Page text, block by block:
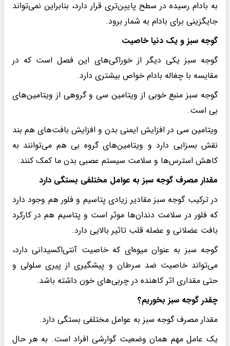
به بادام رسیده در سطح پایین‌تری قرار دارد، بنابراین نمی‌تواند
جایگزینی برای بادام به شمار برود.
گوجه سبز و یک دنیا خاصیت
گوجه سبز یکی دیگر از خوراکی‌های این فصل است که در
مقایسه با چغاله بادام خواص بیشتری دارد.
گوجه سبز منبع خوبی از ویتامین سی و گروهی از ویتامین‌های
بی است.
ویتامین سی در افزایش ایمنی بدن و افزایش بافت‌های هم بند
نقش بسزایی دارد و ویتامین‌های گروه بی هم می‌توانند به
کاهش استرس‌ها و سلامت سیستم عصبی بدن ما کمک کنند.
مقدار مصرف گوجه سبز به عوامل مختلفی بستگی دارد‎
در ترکیب گوجه سبز مقادیر زیادی پتاسیم و فلور هم وجود دارد
که فلور در سلامت دندان‌ها موثر است و پتاسیم هم در کارکرد
بافت عضلانی و عضله قلب تاثیر بالایی دارد.
گوجه سبز به عنوان میوه‌ای که خاصیت آنتی‌اکسیدانی دارد،
می‌تواند خاصیت ضد سرطان و پیشگیری از پیری سلولی و
حتی مقداری اثر کاهنده در چربی‌های خون داشته باشد.
چقدر گوجه سبز بخوریم؟
مقدار مصرف گوجه سبز به عوامل مختلفی بستگی دارد.
یک عامل مهم همان وضعیت گوارشی افراد است. به هر حال